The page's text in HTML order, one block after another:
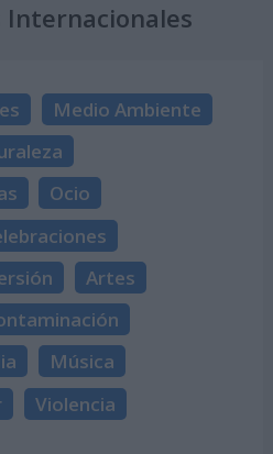
Internacionales
Medio Ambiente
Ocio
Artes
Música
Violencia